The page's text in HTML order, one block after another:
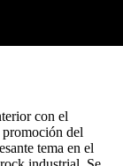
con el
del
tema en el